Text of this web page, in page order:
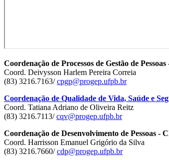
Coordenação de Processos de Gestão de
Coord. Deivysson Harlem Pereira Correia
(83) 3216.7163/cpgp@progep.ufpb.br
Coordenação de Qualidade de Vida, Saúde e
Coord. Tatiana Adriano de Oliveira Reitz
(83) 3216.7113/cqv@progep.ufpb.br
Coordenação de Desenvolvimento de Pessoas -
Coord. Harrisson Emanuel Grigório da Silva
(83) 3216.7660/cdp@progep.ufpb.br